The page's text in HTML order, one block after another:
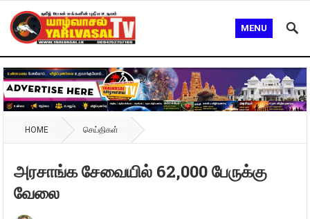
MENU
HOME செய்திகள்
அரசாங்க சேவையில் 62,000 பேருக்கு
வேலை